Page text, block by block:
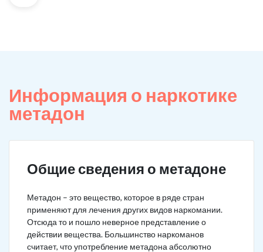
Информация о наркотике
метадон
Общие сведения о метадоне
Метадон – это вещество, которое в ряде стран
применяют для лечения других видов наркомании.
Отсюда то и пошло неверное представление о
действии вещества. Большинство наркоманов
считает, что употребление метадона абсолютно